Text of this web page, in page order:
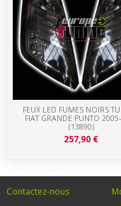
FEUX LED FUMES NOIRS
FIAT GRANDE PUNTO
(13890)
257,90 €
Contactez-nous